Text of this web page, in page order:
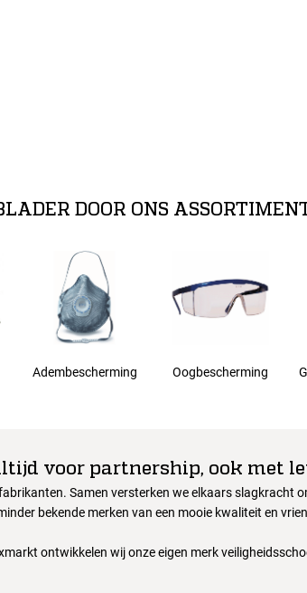
DOOR ONS
Adembescherming Oogbescherming
voor partnership, ook met
Samen versterken we elkaars slagkracht
bekende merken van een mooie kwaliteit en
ontwikkelen wij onze eigen merk